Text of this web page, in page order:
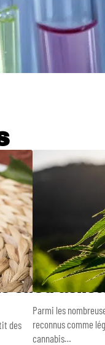
sa
des
Où
Parmi les
reconnus comme
cannabis…